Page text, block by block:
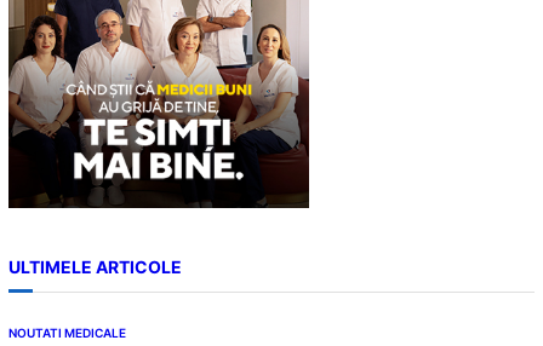
ULTIMELE ARTICOLE
NOUTATI MEDICALE